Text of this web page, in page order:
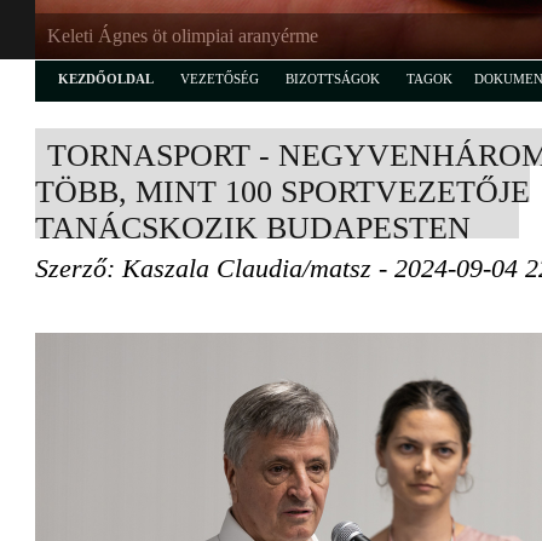
EB-ezüstérmes junior férfi csapat
KEZDŐOLDAL VEZETŐSÉG BIZOTTSÁGOK TAGOK
TORNASPORT -
TÖBB, MINT 100 SPORTVEZETŐJE
TANÁCSKOZIK BUDAPESTEN
Szerző: Kaszala Claudia/matsz - 2024-09-04